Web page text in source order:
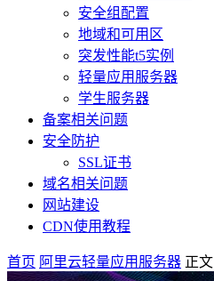
安全组配置
地域和可用区
突发性能t5实例
轻量应用服务器
学生服务器
备案相关问题
安全防护
SSL证书
域名相关问题
网站建设
CDN使用教程
首页 阿里云轻量应用服务器 正文